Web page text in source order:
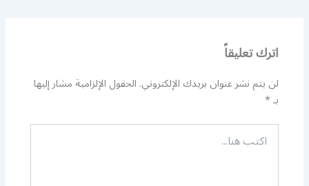
اترك تعليقاً
لن يتم نشر عنوان بريدك الإلكتروني.الحقول الإلزامية مشار إليها
بـ*
اكتب
هنا...